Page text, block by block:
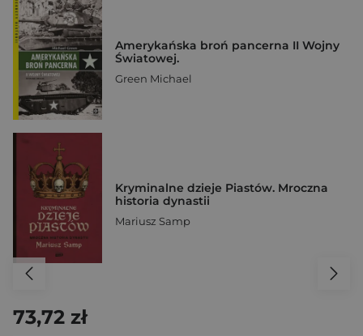
Amerykańska broń pancerna II Wojny
Światowej.
Green Michael
Kryminalne dzieje Piastów. Mroczna
historia dynastii
Mariusz Samp
73,72 zł